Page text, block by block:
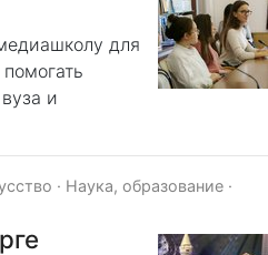
для
и
· Наука, образование ·